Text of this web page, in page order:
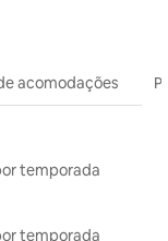
acomodações
temporada
temporada